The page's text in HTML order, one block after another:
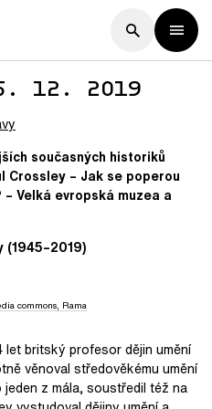
12. 2019
současných historiků
Crossley – Jak se poperou
Velká evropská muzea a
(1945–2019)
commons, Rama
let britský profesor dějin umění
věnoval středověkému umění
z mála, soustředil též na